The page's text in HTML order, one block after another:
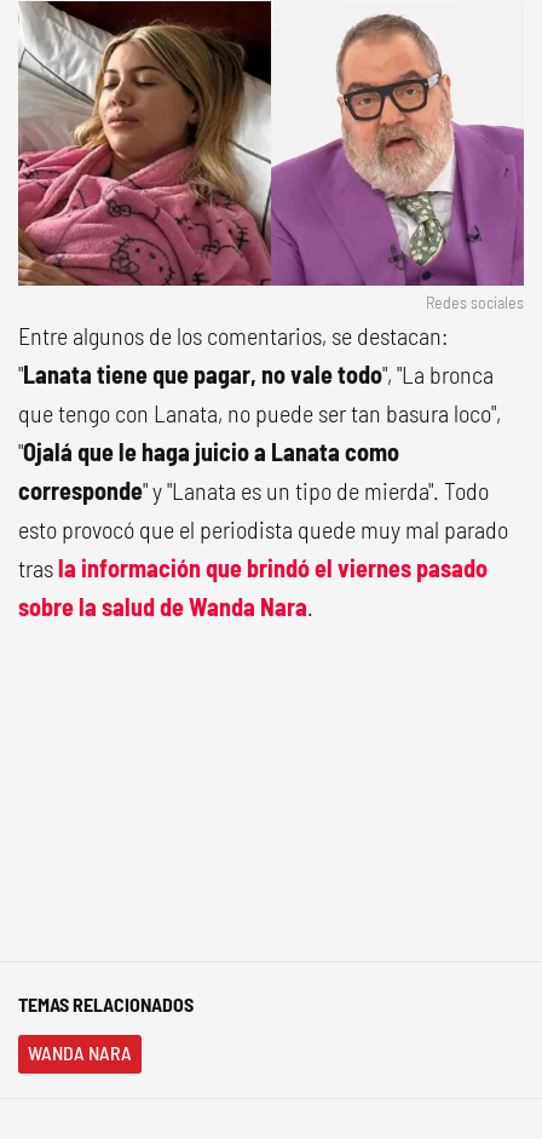
Redes sociales
Entre algunos de los comentarios, se destacan:
"Lanata tiene que pagar, no vale todo", "La bronca
que tengo con Lanata, no puede ser tan basura loco",
"Ojalá que le haga juicio a Lanata como
corresponde" y "Lanata es un tipo de mierda". Todo
esto provocó que el periodista quede muy mal parado
trasla información que brindó el viernes pasado
sobre la salud de Wanda Nara.
TEMAS RELACIONADOS
WANDA NARA